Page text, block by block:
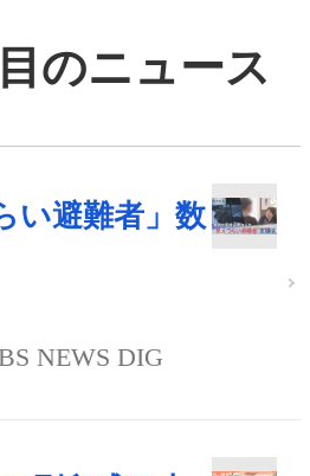
のニュース
い避難者」数
NEWS DIG